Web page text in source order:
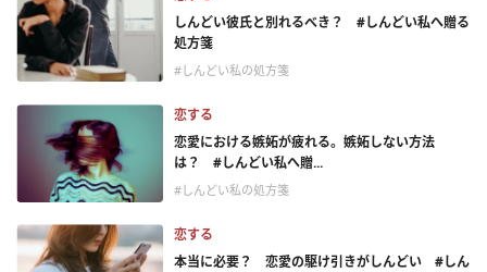
しんどい彼氏と別れるべき？ #しんどい私へ贈る
処方箋
#しんどい私の処方箋
恋する
恋愛における嫉妬が疲れる。嫉妬しない方法
は？ #しんどい私へ贈...
#しんどい私の処方箋
恋する
本当に必要？ 恋愛の駆け引きがしんどい #しん